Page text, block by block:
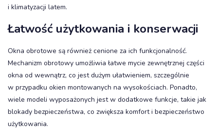
i klimatyzacji latem.
Łatwość użytkowania i konserwacji
Okna obrotowe są również cenione za ich funkcjonalność.
Mechanizm obrotowy umożliwia łatwe mycie zewnętrznej części
okna od wewnątrz, co jest dużym ułatwieniem, szczególnie
w przypadku okien montowanych na wysokościach. Ponadto,
wiele modeli wyposażonych jest w dodatkowe funkcje, takie jak
blokady bezpieczeństwa, co zwiększa komfort i bezpieczeństwo
użytkowania.